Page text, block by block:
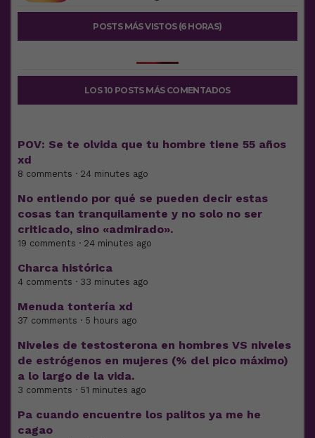
POSTS MÁS VISTOS (6 HORAS)
LOS 10 POSTS MÁS COMENTADOS
POV: Se te olvida que tu hombre tiene 55 años
xd
8 comments · 24 minutes ago
No entiendo por qué se pueden decir estas
cosas tan tranquilamente y no solo no ser
criticado, sino «admirado».
19 comments · 24 minutes ago
Charca histórica
4 comments · 33 minutes ago
Menuda tontería xd
37 comments · 5 hours ago
Niveles de testosterona en hombres VS niveles
de estrógenos en mujeres (% del pico máximo)
a lo largo de la vida.
3 comments · 51 minutes ago
Pa cuando encuentre los palitos ya me he
cagao